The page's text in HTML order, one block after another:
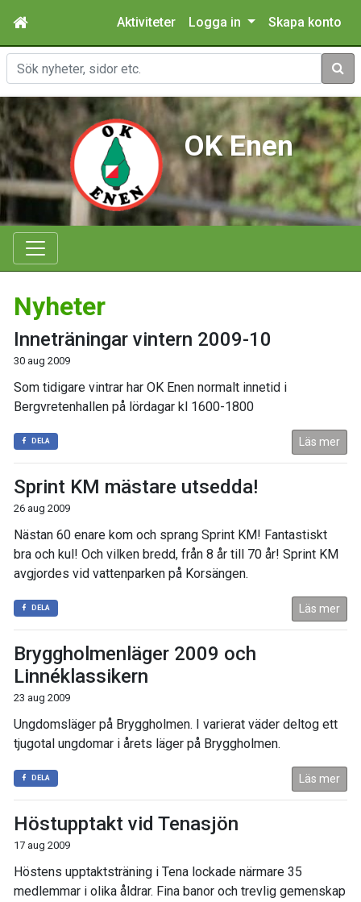
Aktiviteter Logga in Skapa konto
Sök
OK Enen
Nyheter
Inneträningar vintern 2009-10
30 aug 2009
Som tidigare vintrar har OK Enen normalt innetid i
Bergvretenhallen på lördagar kl 1600-1800
DELA Läs mer
Sprint KM mästare utsedda!
26 aug 2009
Nästan 60 enare kom och sprang Sprint KM! Fantastiskt
bra och kul! Och vilken bredd, från 8 år till 70 år! Sprint KM
avgjordes vid vattenparken på Korsängen.
DELA Läs mer
Bryggholmenläger 2009 och
Linnéklassikern
23 aug 2009
Ungdomsläger på Bryggholmen. I varierat väder deltog ett
tjugotal ungdomar i årets läger på Bryggholmen.
DELA Läs mer
Höstupptakt vid Tenasjön
17 aug 2009
Höstens upptaktsträning i Tena lockade närmare 35
medlemmar i olika åldrar. Fina banor och trevlig gemenskap